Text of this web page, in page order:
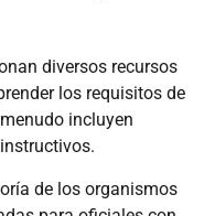
diversos recursos
los requisitos de
incluyen
de los organismos